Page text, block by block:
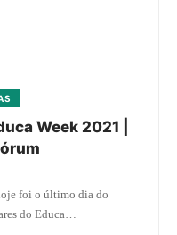
Week 2021 |
foi o último dia do
do Educa…